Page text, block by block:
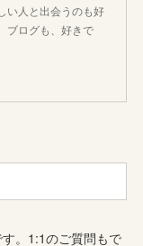
い人と出会うのも好
ブログも、好きで
。1:1のご質問もで